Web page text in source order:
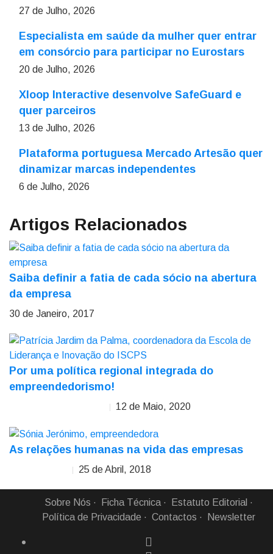
27 de Julho, 2026
Especialista em saúde da mulher quer entrar
em consórcio para participar no Eurostars
20 de Julho, 2026
Xloop Interactive desenvolve SafeGuard e
quer parceiros
13 de Julho, 2026
Plataforma portuguesa Mercado Artesão quer
dinamizar marcas independentes
6 de Julho, 2026
Artigos Relacionados
Saiba definir a fatia de cada sócio na abertura
da empresa
30 de Janeiro, 2017
Por uma política regional integrada do
empreendedorismo!
12 de Maio, 2020
As relações humanas na vida das empresas
25 de Abril, 2018
Sobre Nós Ficha Técnica
Estatuto Editorial
Política de Privacidade
Contactos Newsletter